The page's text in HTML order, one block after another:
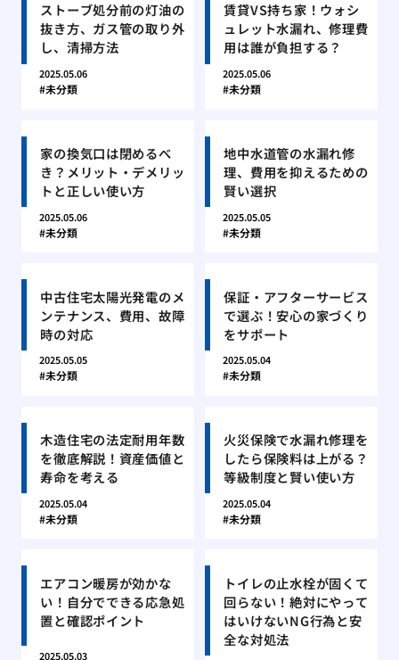
ストーブ処分前の灯油の
抜き方、ガス管の取り外
し、清掃方法
2025.05.06
未分類
賃貸VS持ち家！ウォシ
ュレット水漏れ、修理費
用は誰が負担する？
2025.05.06
未分類
家の換気口は閉めるべ
き？メリット・デメリッ
トと正しい使い方
2025.05.06
未分類
地中水道管の水漏れ修
理、費用を抑えるための
賢い選択
2025.05.05
未分類
中古住宅太陽光発電のメ
ンテナンス、費用、故障
時の対応
2025.05.05
未分類
保証・アフターサービス
で選ぶ！安心の家づくり
をサポート
2025.05.04
未分類
木造住宅の法定耐用年数
を徹底解説！資産価値と
寿命を考える
2025.05.04
未分類
火災保険で水漏れ修理を
したら保険料は上がる？
等級制度と賢い使い方
2025.05.04
未分類
エアコン暖房が効かな
い！自分でできる応急処
置と確認ポイント
2025.05.03
トイレの止水栓が固くて
回らない！絶対にやって
はいけないNG行為と安
全な対処法